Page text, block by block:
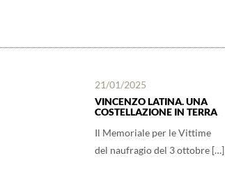
21/01/2025
VINCENZO LATINA. UNA
COSTELLAZIONE IN TERRA
Il Memoriale per le Vittime
del naufragio del 3 ottobre […]